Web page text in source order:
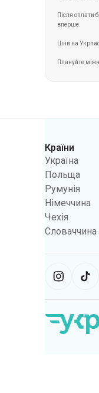
Після оплати
вперше.
Ціни на
Плануйте
Категорії
Країни
Україна
Польща
Румунія
Німеччина
Чехія
Словаччина